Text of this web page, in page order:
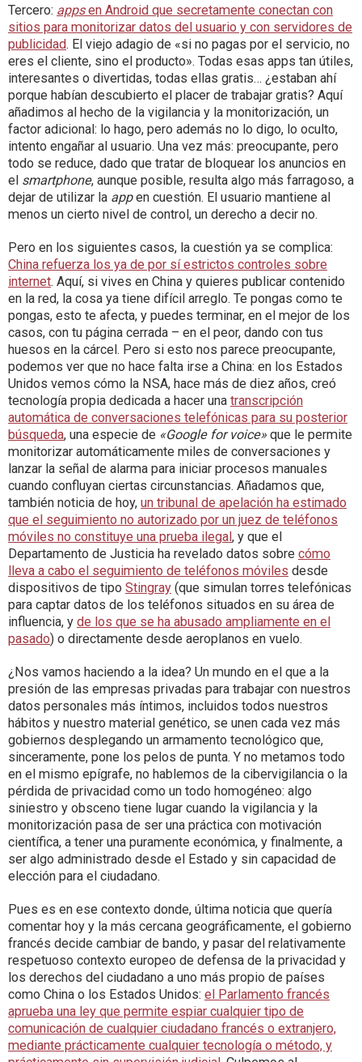
Tercero: appsen Android que secretamente conectan con
sitios para monitorizar datos del usuario y con servidores de
publicidad. El viejo adagio de «si no pagas por el servicio, no
eres el cliente, sino el producto». Todas esas apps tan útiles,
interesantes o divertidas, todas ellas gratis… ¿estaban ahí
porque habían descubierto el placer de trabajar gratis? Aquí
añadimos al hecho de la vigilancia y la monitorización, un
factor adicional: lo hago, pero además no lo digo, lo oculto,
intento engañar al usuario. Una vez más: preocupante, pero
todo se reduce, dado que tratar de bloquear los anuncios en
el smartphone, aunque posible, resulta algo más farragoso, a
dejar de utilizar la appen cuestión. El usuario mantiene al
menos un cierto nivel de control, un derecho a decir no.
Pero en los siguientes casos, la cuestión ya se complica:
China refuerza los ya de por sí estrictos controles sobre
internet. Aquí, si vives en China y quieres publicar contenido
en la red, la cosa ya tiene difícil arreglo. Te pongas como te
pongas, esto te afecta, y puedes terminar, en el mejor de los
casos, con tu página cerrada – en el peor, dando con tus
huesos en la cárcel. Pero si esto nos parece preocupante,
podemos ver que no hace falta irse a China: en los Estados
Unidos vemos cómo la NSA, hace más de diez años, creó
tecnología propia dedicada a hacer una transcripción
automática de conversaciones telefónicas para su posterior
búsqueda, una especie de «Google for voice» que le permite
monitorizar automáticamente miles de conversaciones y
lanzar la señal de alarma para iniciar procesos manuales
cuando confluyan ciertas circunstancias. Añadamos que,
también noticia de hoy, un tribunal de apelación ha estimado
que el seguimiento no autorizado por un juez de teléfonos
móviles no constituye una prueba ilegal, y que el
Departamento de Justicia ha revelado datos sobre cómo
lleva a cabo el seguimiento de teléfonos móviles desde
dispositivos de tipo Stingray (que simulan torres telefónicas
para captar datos de los teléfonos situados en su área de
influencia, y de los que se ha abusado ampliamente en el
pasado) o directamente desde aeroplanos en vuelo.
¿Nos vamos haciendo a la idea? Un mundo en el que a la
presión de las empresas privadas para trabajar con nuestros
datos personales más íntimos, incluidos todos nuestros
hábitos y nuestro material genético, se unen cada vez más
gobiernos desplegando un armamento tecnológico que,
sinceramente, pone los pelos de punta. Y no metamos todo
en el mismo epígrafe, no hablemos de la cibervigilancia o la
pérdida de privacidad como un todo homogéneo: algo
siniestro y obsceno tiene lugar cuando la vigilancia y la
monitorización pasa de ser una práctica con motivación
científica, a tener una puramente económica, y finalmente, a
ser algo administrado desde el Estado y sin capacidad de
elección para el ciudadano.
Pues es en ese contexto donde, última noticia que quería
comentar hoy y la más cercana geográficamente, el gobierno
francés decide cambiar de bando, y pasar del relativamente
respetuoso contexto europeo de defensa de la privacidad y
los derechos del ciudadano a uno más propio de países
como China o los Estados Unidos: el Parlamento francés
aprueba una ley que permite espiar cualquier tipo de
comunicación de cualquier ciudadano francés o extranjero,
mediante prácticamente cualquier tecnología o método, y